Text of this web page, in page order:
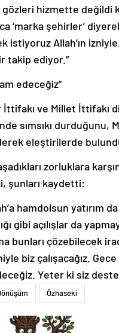
hizmette değildi
‘marka şehirler’
Allah’ın
takip ediyor.”
edeceğiz”
ve Millet İttifakı
sımsıkı durduğunu,
eleştirilerde
zorluklara
şunları kaydetti:
hamdolsun yatırım da
gibi açılışlar da
bunları çözebilecek
biz çalışacağız.
Yeter ki siz
Özhaseki